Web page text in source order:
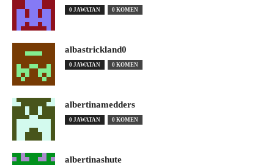
0 JAWATAN 0 KOMEN
albastrickland0
0 JAWATAN 0 KOMEN
albertinamedders
0 JAWATAN 0 KOMEN
albertinashute